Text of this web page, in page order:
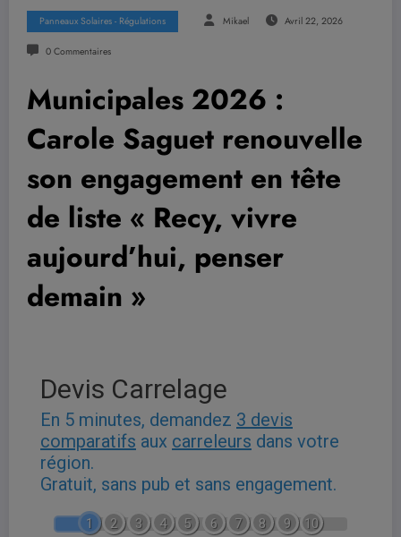
Panneaux Solaires - Régulations Mikael Avril 22, 2026
0 Commentaires
Municipales 2026 :
Carole Saguet renouvelle
son engagement en tête
de liste « Recy, vivre
aujourd’hui, penser
demain »
Devis Carrelage
En 5 minutes, demandez 3 devis
comparatifs aux carreleurs dans votre
région.
Gratuit, sans pub et sans engagement.
1 2 3 4 5 6 7 8 9 10